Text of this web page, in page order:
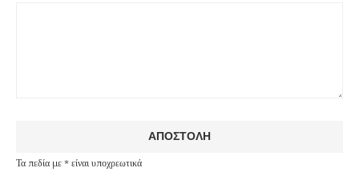
Τα πεδία με * είναι υποχρεωτικά